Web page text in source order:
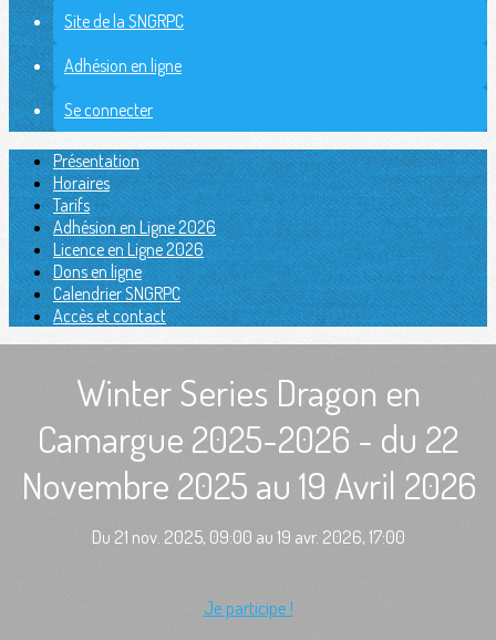
Site de la SNGRPC
Adhésion en ligne
Se connecter
Présentation
Horaires
Tarifs
Adhésion en Ligne 2026
Licence en Ligne 2026
Dons en ligne
Calendrier SNGRPC
Accès et contact
Winter Series Dragon en
Camargue 2025-2026 - du 22
Novembre 2025 au 19 Avril 2026
Du 21 nov. 2025, 09:00 au 19 avr. 2026, 17:00
Je participe !